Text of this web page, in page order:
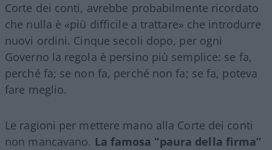
Corte dei conti, avrebbe probabilmente ricordato
che nulla è «più difficile a trattare» che introdurre
nuovi ordini. Cinque secoli dopo, per ogni
Governo la regola è persino più semplice: se fa,
perché fa; se non fa, perché non fa; se fa, poteva
fare meglio.
Le ragioni per mettere mano alla Corte dei conti
non mancavano. La famosa “paura della firma”